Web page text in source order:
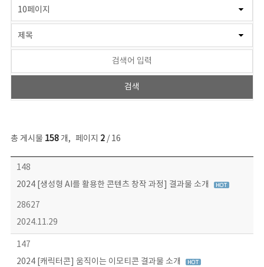
총 게시물 158개, 페이지 2/ 16
콘텐츠이슈 목록 - 번호, 제목, 작성자, 파일, 조회수, 작성일 정보 제공
148
2024 [생성형 AI를 활용한 콘텐츠 창작 과정] 결과물 소개
28627
2024.11.29
147
2024 [캐릭터콘] 움직이는 이모티콘 결과물 소개